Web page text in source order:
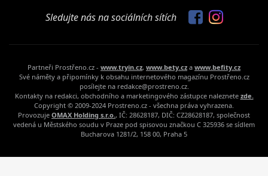
Sledujte nás na sociálních sítích
Partneři Prostřeno.cz - www.tryin.cz, www.bety.cz a www.befity.cz
Své náměty a připomínky k obsahu internetového magazínu Prostřeno.cz
posílejte na redakce@prostreno.cz.
Kontakty na redakci, obchodního a marketingového zástupce naleznete zde.
Copyright © 2009-2024 Prostreno.cz - všechna práva vyhrazena.
Provozuje OMAX Holding s.r.o., IČ: 28628187, DIČ: CZ28628187, společnost
vedená u Městského soudu v Praze pod spisovou značkou C 325936 se sídlem
Bucharova 1281/2, 158 00, Praha 5